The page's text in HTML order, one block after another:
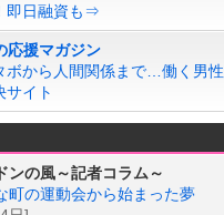
即日融資も⇒
応援マガジン
ボから人間関係まで…働く男性
サイト
ンの風～記者コラム～
町の運動会から始まった夢